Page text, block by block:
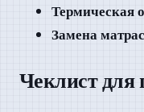
Термическая
Замена
Чеклист для